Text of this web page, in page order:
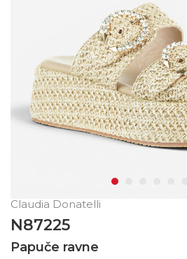
Claudia Donatelli
N87225
Papuče ravne